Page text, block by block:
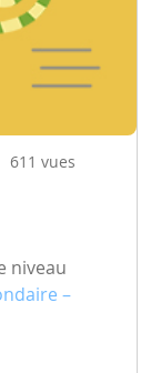
611 vues
niveau
–